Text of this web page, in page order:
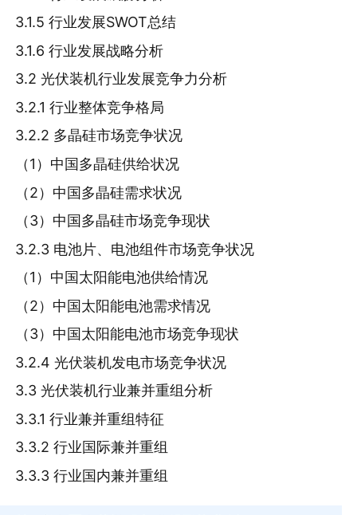
3.1.5 行业发展SWOT总结
3.1.6 行业发展战略分析
3.2 光伏装机行业发展竞争力分析
3.2.1 行业整体竞争格局
3.2.2 多晶硅市场竞争状况
（1）中国多晶硅供给状况
（2）中国多晶硅需求状况
（3）中国多晶硅市场竞争现状
3.2.3 电池片、电池组件市场竞争状况
（1）中国太阳能电池供给情况
（2）中国太阳能电池需求情况
（3）中国太阳能电池市场竞争现状
3.2.4 光伏装机发电市场竞争状况
3.3 光伏装机行业兼并重组分析
3.3.1 行业兼并重组特征
3.3.2 行业国际兼并重组
3.3.3 行业国内兼并重组